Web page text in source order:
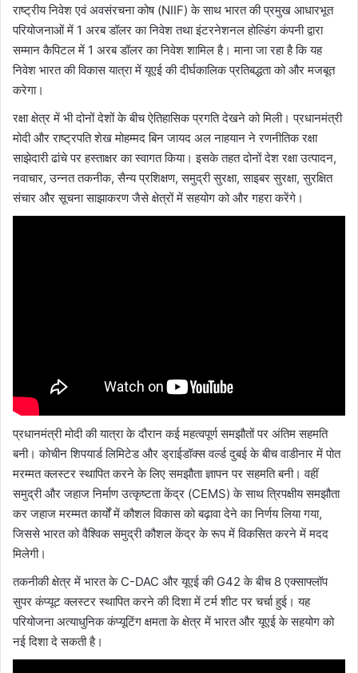
राष्ट्रीय निवेश एवं अवसंरचना कोष (NIIF) के साथ भारत की प्रमुख आधारभूत
परियोजनाओं में 1 अरब डॉलर का निवेश तथा इंटरनेशनल होल्डिंग कंपनी द्वारा
सम्मान कैपिटल में 1 अरब डॉलर का निवेश शामिल है। माना जा रहा है कि यह
निवेश भारत की विकास यात्रा में यूएई की दीर्घकालिक प्रतिबद्धता को और मजबूत
करेगा।
रक्षा क्षेत्र में भी दोनों देशों के बीच ऐतिहासिक प्रगति देखने को मिली। प्रधानमंत्री
मोदी और राष्ट्रपति शेख मोहम्मद बिन जायद अल नाहयान ने रणनीतिक रक्षा
साझेदारी ढांचे पर हस्ताक्षर का स्वागत किया। इसके तहत दोनों देश रक्षा उत्पादन,
नवाचार, उन्नत तकनीक, सैन्य प्रशिक्षण, समुद्री सुरक्षा, साइबर सुरक्षा, सुरक्षित
संचार और सूचना साझाकरण जैसे क्षेत्रों में सहयोग को और गहरा करेंगे।
प्रधानमंत्री मोदी की यात्रा के दौरान कई महत्वपूर्ण समझौतों पर अंतिम सहमति
बनी। कोचीन शिपयार्ड लिमिटेड और ड्राईडॉक्स वर्ल्ड दुबई के बीच वाडीनार में पोत
मरम्मत क्लस्टर स्थापित करने के लिए समझौता ज्ञापन पर सहमति बनी। वहीं
समुद्री और जहाज निर्माण उत्कृष्टता केंद्र (CEMS) के साथ त्रिपक्षीय समझौता
कर जहाज मरम्मत कार्यों में कौशल विकास को बढ़ावा देने का निर्णय लिया गया,
जिससे भारत को वैश्विक समुद्री कौशल केंद्र के रूप में विकसित करने में मदद
मिलेगी।
तकनीकी क्षेत्र में भारत के C-DAC और यूएई की G42 के बीच 8 एक्साफ्लॉप
सुपर कंप्यूट क्लस्टर स्थापित करने की दिशा में टर्म शीट पर चर्चा हुई। यह
परियोजना अत्याधुनिक कंप्यूटिंग क्षमता के क्षेत्र में भारत और यूएई के सहयोग को
नई दिशा दे सकती है।